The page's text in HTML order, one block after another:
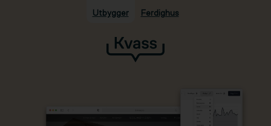
Hopp til hovedinnhold
Utbygger Ferdighus